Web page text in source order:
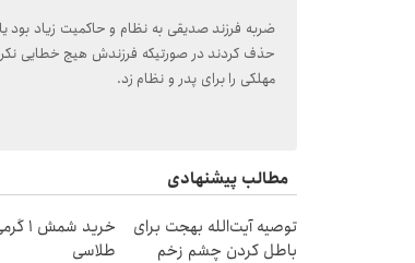
ضربه فرزند صدیقی به نظام و حاکمیت زیاد بود
حذف کردند در صورتیکه فرزندش هیج خطایی
مهلکی را برای پدر و نظام زد.
مطالب پیشنهادی
توصیه آیت‌الله بهجت برای
باطل کردن چشم زخم
خرید شمش
طلاسی